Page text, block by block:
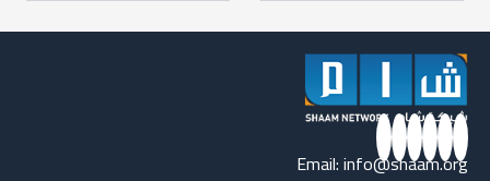
Email:info@shaam.org